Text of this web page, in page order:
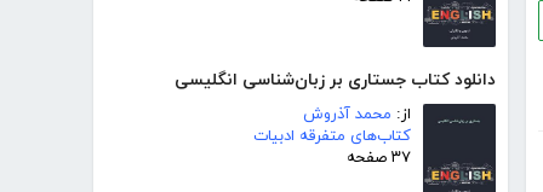
دانلود کتاب جستاری بر زبان‌شناسی انگلیسی
از: محمد آذروش
کتاب‌های متفرقه ادبیات
۳۷ صفحه